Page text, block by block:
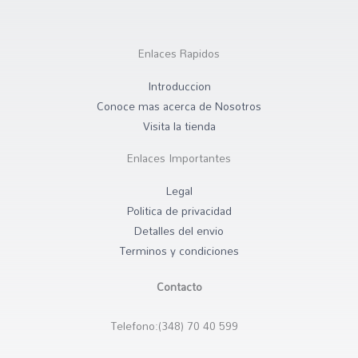
k
-
g
r
a
m
k
e
t
Enlaces Rapidos
Introduccion
Conoce mas acerca de Nosotros
Visita la tienda
Enlaces Importantes
Legal
Politica de privacidad
Detalles del envio
Terminos y condiciones
Contacto
Telefono:(348) 70 40 599